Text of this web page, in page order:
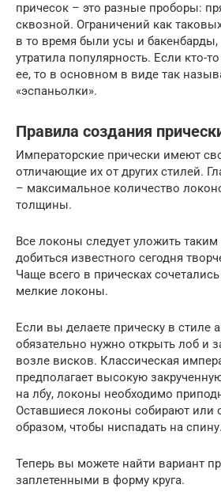
причесок – это разные проборы:
сквозной. Ограничений как
в то время были усы и бакенбарды,
утратила популярность. Если кто-
ее, то в основном в виде так
«эспаньолки».
Правила создания
Императорские прически имеют
отличающие их от других стилей.
– максимальное количество
толщины.
Все локоны следует уложить
добиться известного сегодня
Чаще всего в прическах
мелкие локоны.
Если вы делаете прическу в стиле
обязательно нужно открыть лоб и
возле висков. Классическая
предполагает высокую
на лбу, локоны необходимо
Оставшиеся локоны собирают или
образом, чтобы ниспадать на спину.
Теперь вы можете найти вариант
заплетенными в форму круга.